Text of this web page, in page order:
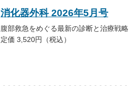
消化器外科 2026年5月号
腹部救急をめぐる最新の診断と治療戦略
定価 3,520円（税込）